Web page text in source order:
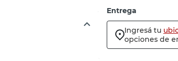
Entrega
Ingresá tu
opciones de